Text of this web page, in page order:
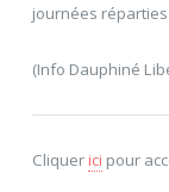
journées
(Info Dauphiné
Cliquerici pour